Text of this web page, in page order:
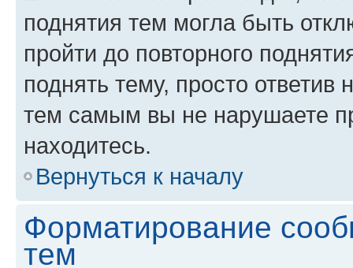
поднятия тем могла быть
пройти до повторного
поднять тему, просто ответив
тем самым вы не нарушаете
находитесь.
Вернуться к началу
Форматирование
тем